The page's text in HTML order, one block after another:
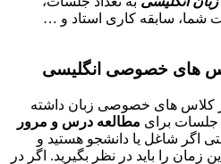
سابقه کاری استاد و …
های خصوصی انگلیسی
از کلاس های خصوصی زبان داشته
جلسات برای مطالعه درس و مرور
اگر شاغل یا دانشجو هستید و
را باید در نظر بگیرید. اگر در